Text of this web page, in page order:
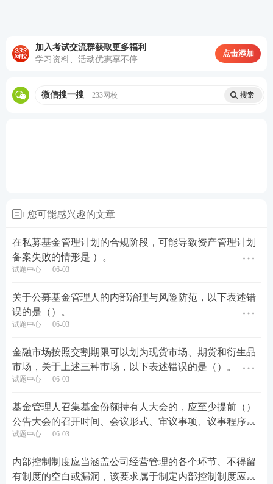
加入考试交流群获取更多福利
学习资料、活动优惠享不停
点击添加
微信搜一搜 233网校
您可能感兴趣的文章
在私募基金管理计划的合规阶段，可能导致资产管理计划
备案失败的情形是 ）。
试题中心 06-03
关于公募基金管理人的内部治理与风险防范，以下表述错
误的是（）。
试题中心 06-03
金融市场按照交割期限可以划为现货市场、期货和衍生品
市场，关于上述三种市场，以下表述错误的是（）。
试题中心 06-03
基金管理人召集基金份额持有人大会的，应至少提前（）
公告大会的召开时间、会议形式、审议事项、议事程序和
表决方式等事项。
试题中心 06-03
内部控制制度应当涵盖公司经营管理的各个环节、不得留
有制度的空白或漏洞，该要求属于制定内部控制制度应当